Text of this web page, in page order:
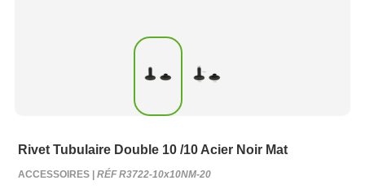
Rivet Tubulaire Double 10 /10 Acier Noir Mat
ACCESSOIRES | RÉF R3722-10x10NM-20